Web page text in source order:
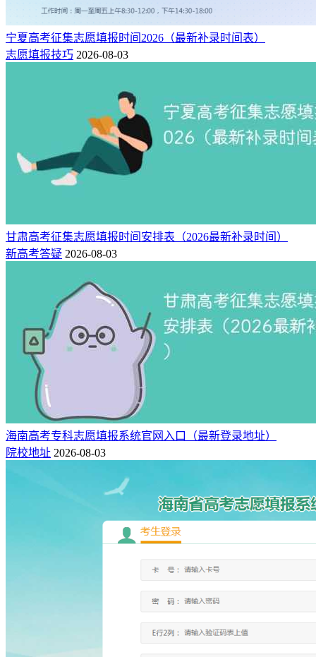
宁夏高考征集志愿填报时间2026（最新补录时间表）
志愿填报技巧 2026-08-03
甘肃高考征集志愿填报时间安排表（2026最新补录时间）
新高考答疑 2026-08-03
海南高考专科志愿填报系统官网入口（最新登录地址）
院校地址 2026-08-03